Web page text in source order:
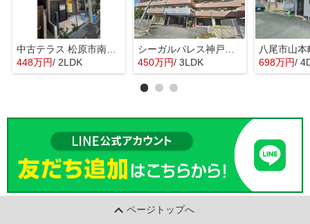
中古テラス 松原市南新町1
448万円/ 2LDK
450万円/ 3LDK 698万円/
ページトップへ